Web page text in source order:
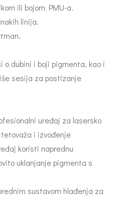
ili bojom PMU-a.
linija.
o dubini i boji pigmenta, kao i
sesija za postizanje
uređaj za lasersko
i izvođenje
koristi naprednu
uklanjanje pigmenta s
sustavom hlađenja za